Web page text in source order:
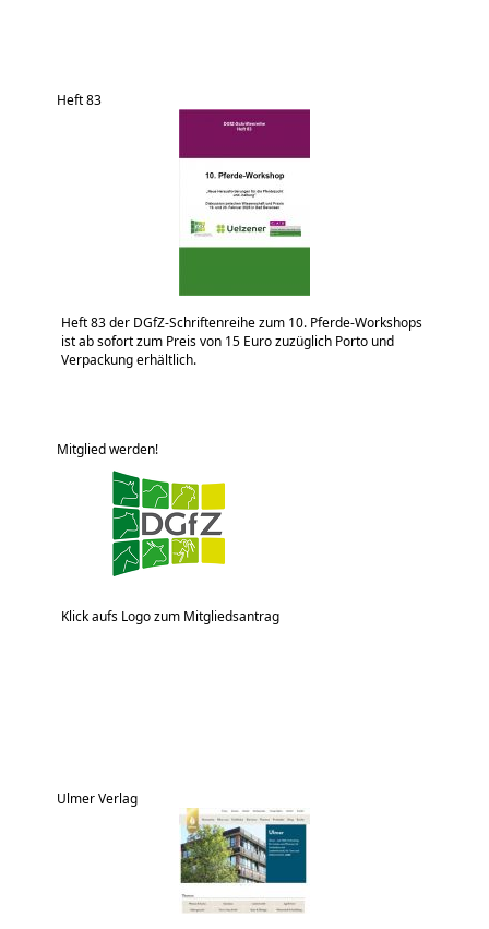
Heft 83
Heft 83 der DGfZ-Schriftenreihe zum 10. Pferde-Workshops
ist ab sofort zum Preis von 15 Euro zuzüglich Porto und
Verpackung erhältlich.
Mitglied werden!
Klick aufs Logo zum Mitgliedsantrag
Ulmer Verlag